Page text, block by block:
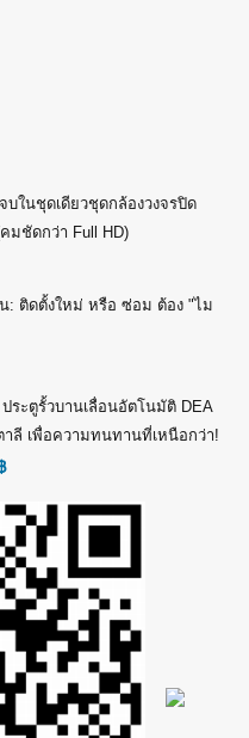
บในชุดเดียวชุดกล้องวงจรปิด
มชัดกว่า Full HD)
: ติดตั้งใหม่ หรือ ซ่อม ต้อง "ไม
ระตูรั้วบานเลื่อนอัตโนมัติ DEA
าลี เพื่อความทนทานที่เหนือกว่า!
฿